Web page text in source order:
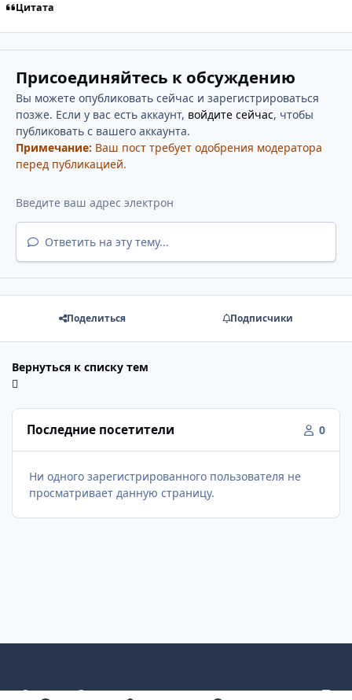
Цитата
Присоединяйтесь к обсуждению
Вы можете опубликовать сейчас и зарегистрироваться
позже. Если у вас есть аккаунт, войдите сейчас, чтобы
публиковать с вашего аккаунта.
Примечание: Ваш пост требует одобрения модератора
перед публикацией.
Ответить на эту тему...
Поделиться Подписчики
Вернуться к списку тем
Последние посетители 0
Ни одного зарегистрированного пользователя не
просматривает данную страницу.
Светлый режим
Темный режим
Как в системе v